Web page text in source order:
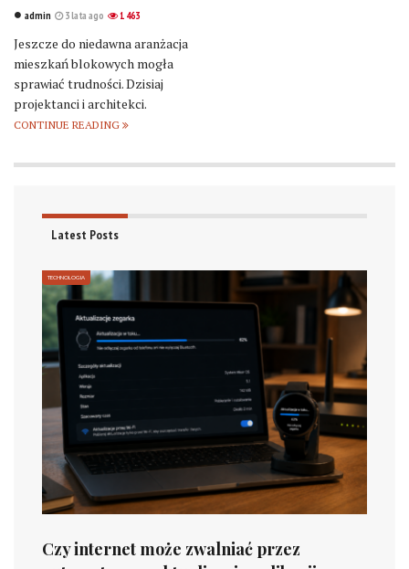
admin 3 lata ago 1 463
Jeszcze do niedawna aranżacja
mieszkań blokowych mogła
sprawiać trudności. Dzisiaj
projektanci i architekci.
CONTINUE READING
Latest Posts
TECHNOLOGIA
Czy internet może zwalniać przez